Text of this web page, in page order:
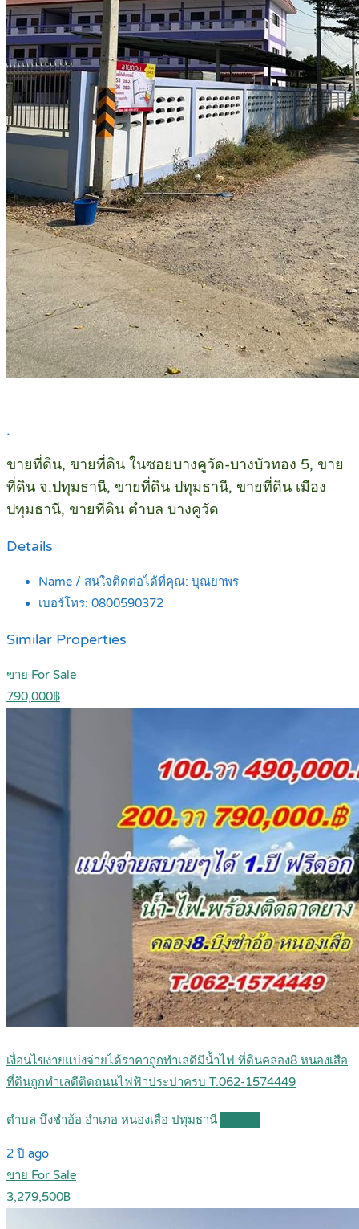
.
ขายที่ดิน, ขายที่ดิน ในซอยบางคูวัด-บางบัวทอง 5, ขาย
ที่ดิน จ.ปทุมธานี, ขายที่ดิน ปทุมธานี, ขายที่ดิน เมือง
ปทุมธานี, ขายที่ดิน ตำบล บางคูวัด
Details
Name / สนใจติดต่อได้ที่คุณ: บุณยาพร
เบอร์โทร: 0800590372
Similar Properties
ขาย For Sale
790,000฿
เงื่อนไขง่ายแบ่งจ่ายได้ราคาถูกทำเลดีมีน้ำไฟ ที่ดินคลอง8 หนองเสือ
ที่ดินถูกทำเลดีติดถนนไฟฟ้าประปาครบ T.062-1574449
ตำบล บึงชำอ้อ อำเภอ หนองเสือ ปทุมธานี
2 ปี ago
ขาย For Sale
3,279,500฿